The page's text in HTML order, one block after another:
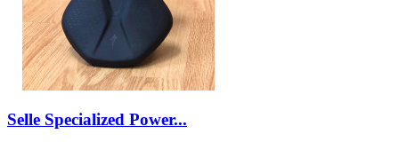
Selle Specialized Power...